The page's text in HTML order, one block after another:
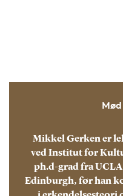
Mikkel Gerken er
ved Institut for
ph.d-grad fra
Edinburgh, før han